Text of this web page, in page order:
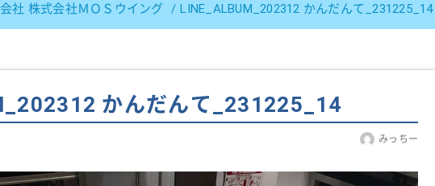
社 株式会社ＭＯＳウイング LINE_ALBUM_202312 かんだんて_231225_14
かんだんて_231225_14
みっちー